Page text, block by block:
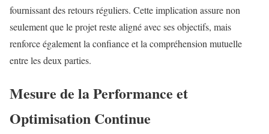
fournissant des retours réguliers. Cette implication assure non
seulement que le projet reste aligné avec ses objectifs, mais
renforce également la confiance et la compréhension mutuelle
entre les deux parties.
Mesure de la Performance et
Optimisation Continue